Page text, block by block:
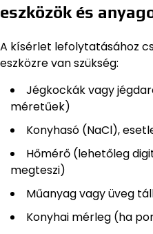
eszközök és
A kísérlet lefolytatásához
eszközre van szükség:
Jégkockák vagy
méretűek)
Konyhasó (NaCl),
Hőmérő (lehetőleg
megteszi)
Műanyag vagy üveg
Konyhai mérleg (ha